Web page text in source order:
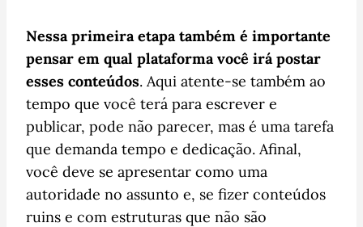
Nessa primeira etapa também é importante
pensar em qual plataforma você irá postar
esses conteúdos. Aqui atente-se também ao
tempo que você terá para escrever e
publicar, pode não parecer, mas é uma tarefa
que demanda tempo e dedicação. Afinal,
você deve se apresentar como uma
autoridade no assunto e, se fizer conteúdos
ruins e com estruturas que não são